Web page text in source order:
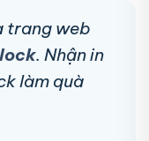
trang web
. Nhận in
làm quà